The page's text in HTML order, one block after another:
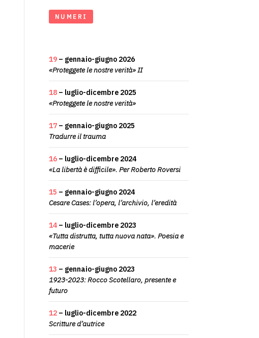
NUMERI
19 – gennaio-giugno 2026
«Proteggete le nostre verità» II
18 – luglio-dicembre 2025
«Proteggete le nostre verità»
17 – gennaio-giugno 2025
Tradurre il trauma
16 – luglio-dicembre 2024
«La libertà è difficile». Per Roberto Roversi
15 – gennaio-giugno 2024
Cesare Cases: l’opera, l’archivio, l’eredità
14 – luglio-dicembre 2023
«Tutta distrutta, tutta nuova nata». Poesia e
macerie
13 – gennaio-giugno 2023
1923-2023: Rocco Scotellaro, presente e
futuro
12 – luglio-dicembre 2022
Scritture d’autrice